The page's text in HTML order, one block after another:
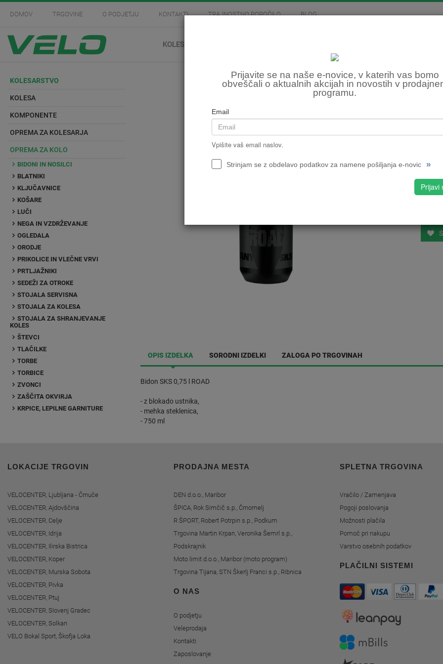
Prijavite se na naše e-novice, v katerih vas bomo
obveščali o aktualnih akcijah in novostih v
programu.
Email
Vpišite vaš email naslov.
Strinjam se z obdelavo podatkov za namene pošiljanja e-novic »
Prijavi
DOMOV TRGOVINE O PODJETJU KONTAKTI TRAJNOSTNO POROČILO BLOG
KOLESARSTVO
KOLESARSTVO
KOLESA
KOMPONENTE
OPREMA ZA KOLESARJA
OPREMA ZA KOLO
BIDONI IN NOSILCI
BLATNIKI
KLJUČAVNICE
KOŠARE
LUČI
NEGA IN VZDRŽEVANJE
OGLEDALA
ORODJE
PRIKOLICE IN VLEČNE VRVI
PRTLJAŽNIKI
SEDEŽI ZA OTROKE
STOJALA SERVISNA
STOJALA ZA KOLESA
STOJALA ZA SHRANJEVANJE
KOLES
ŠTEVCI
TLAČILKE
TORBE
TORBICE
ZVONCI
ZAŠČITA OKVIRJA
KRPICE, LEPILNE GARNITURE
Šifra:
ČRNA
OPIS IZDELKA SORODNI IZDELKI ZALOGA PO TRGOVINAH
Bidon SKS 0,75 l ROAD
- z blokado ustnika,
- mehka steklenica,
- 750 ml
LOKACIJE TRGOVIN
VELOCENTER, Ljubljana - Črnuče
VELOCENTER, Ajdovščina
VELOCENTER, Celje
VELOCENTER, Idrija
VELOCENTER, Ilirska Bistrica
VELOCENTER, Koper
VELOCENTER, Murska Sobota
VELOCENTER, Pivka
VELOCENTER, Ptuj
VELOCENTER, Slovenj Gradec
VELOCENTER, Solkan
VELO Bokal Sport, Škofja Loka
PRODAJNA MESTA
DEN d.o.o., Maribor
ŠPICA, Rok Simčič s.p., Črnomelj
R ŠPORT, Robert Potrpin s.p., Podkum
Trgovina Martin Krpan, Veronika Šemrl s.p.,
Podskrajnik
Moto limit d.o.o., Maribor (moto program)
Trgovina Tijana, STN Škerlj Franci s.p., Ribnica
O NAS
O podjetju
Veleprodaja
Kontakti
Zaposlovanje
SPLETNA TRGOVINA
Vračilo / Zamenjava
Pogoji poslovanja
Možnosti plačila
Pomoč pri nakupu
Varstvo osebnih podatkov
PLAČILNI SISTEMI